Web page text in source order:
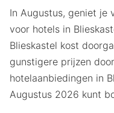
In Augustus, geniet je
voor hotels in
Blieskastel kost
gunstigere prijzen
hotelaanbiedingen in
Augustus 2026 kunt